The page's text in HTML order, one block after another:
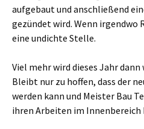
aufgebaut und anschließend
gezündet wird. Wenn irgendwo
eine undichte Stelle.
Viel mehr wird dieses Jahr
Bleibt nur zu hoffen, dass der
werden kann und Meister Bau
ihren Arbeiten im